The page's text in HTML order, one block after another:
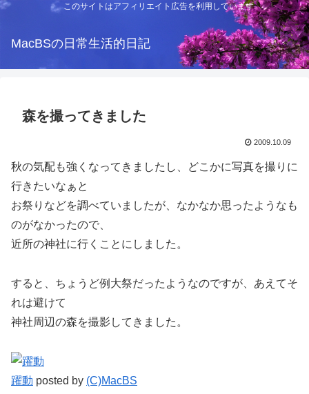
このサイトはアフィリエイト広告を利用しています
MacBSの日常生活的日記
森を撮ってきました
2009.10.09
秋の気配も強くなってきましたし、どこかに写真を撮りに
行きたいなぁと
お祭りなどを調べていましたが、なかなか思ったようなも
のがなかったので、
近所の神社に行くことにしました。
すると、ちょうど例大祭だったようなのですが、あえてそ
れは避けて
神社周辺の森を撮影してきました。
躍動 posted by (C)MacBS